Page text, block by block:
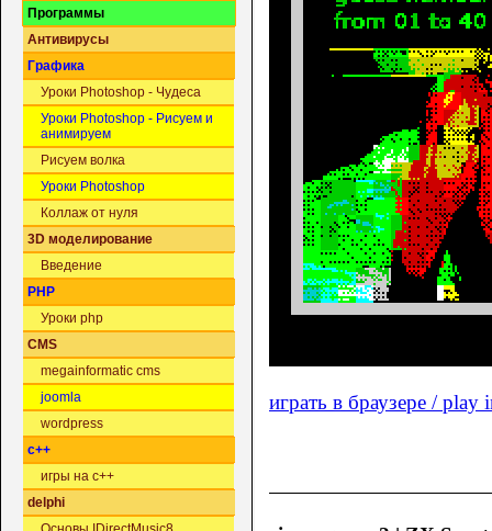
Программы
Антивирусы
Графика
Уроки Photoshop - Чудеса
Уроки Photoshop - Рисуем и
анимируем
Рисуем волка
Уроки Photoshop
Коллаж от нуля
3D моделирование
Введение
PHP
Уроки php
CMS
megainformatic cms
joomla
wordpress
c++
игры на c++
delphi
играть в браузере / play